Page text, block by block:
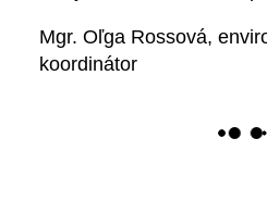
Mgr. Oľga Rossová,
koordinátor